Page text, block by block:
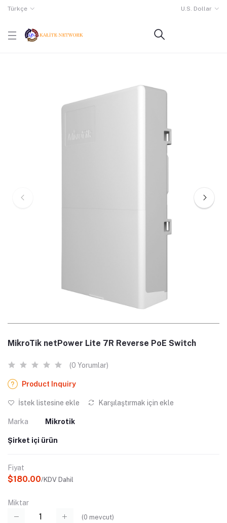
Türkçe U.S. Dollar
MikroTik netPower Lite 7R Reverse PoE Switch
(0 Yorumlar)
Product Inquiry
İstek listesine ekle Karşılaştırmak için ekle
Marka Mikrotik
Şirket içi ürün
Fiyat
$180.00/KDV Dahil
Miktar
(0 mevcut)